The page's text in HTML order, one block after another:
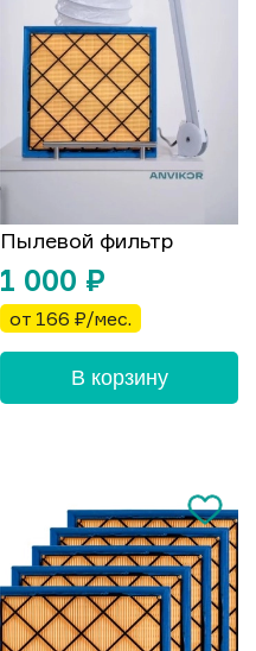
Пылевой фильтр
1 000 ₽
от 166 ₽/мес.
В корзину